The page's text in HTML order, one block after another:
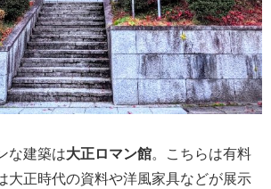
な建築は大正ロマン館。こちらは有料
大正時代の資料や洋風家具などが展示